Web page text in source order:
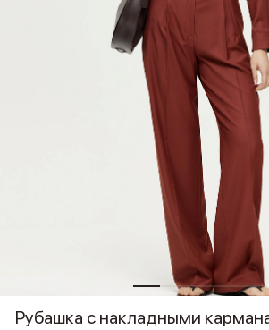
Рубашка с накладными